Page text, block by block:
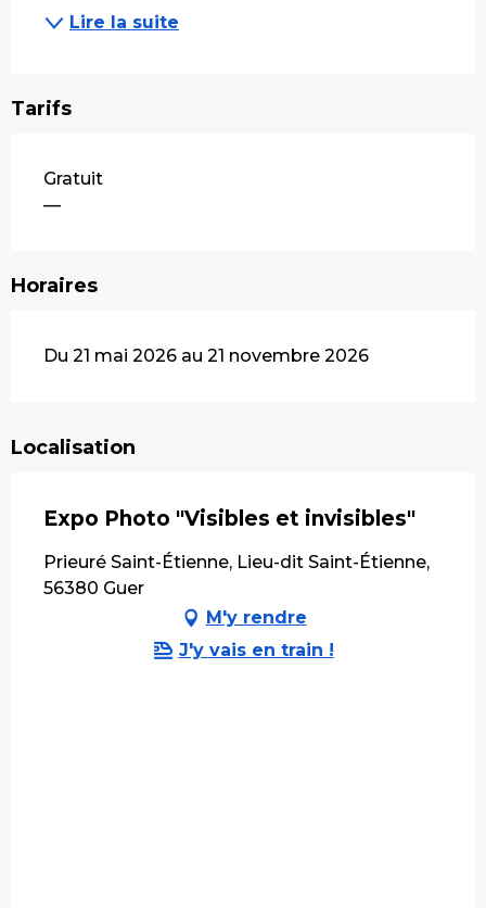
Lire la suite
Tarifs
Gratuit
—
Horaires
Du 21 mai 2026 au 21 novembre 2026
Localisation
Expo Photo "Visibles et invisibles"
Prieuré Saint-Étienne, Lieu-dit Saint-Étienne,
56380 Guer
M'y rendre
J'y vais en train !